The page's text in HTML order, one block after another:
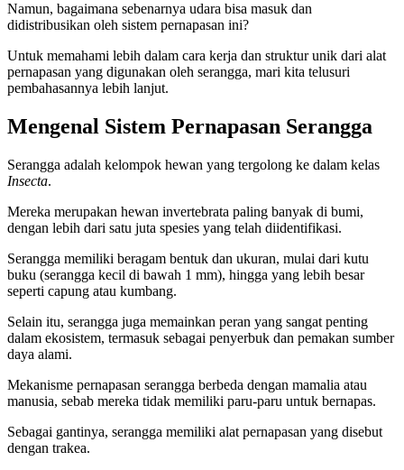
Namun, bagaimana sebenarnya udara bisa masuk dan
didistribusikan oleh sistem pernapasan ini?
Untuk memahami lebih dalam cara kerja dan struktur unik dari alat
pernapasan yang digunakan oleh serangga, mari kita telusuri
pembahasannya lebih lanjut.
Mengenal Sistem Pernapasan Serangga
Serangga adalah kelompok hewan yang tergolong ke dalam kelas
Insecta.
Mereka merupakan hewan invertebrata paling banyak di bumi,
dengan lebih dari satu juta spesies yang telah diidentifikasi.
Serangga memiliki beragam bentuk dan ukuran, mulai dari kutu
buku (serangga kecil di bawah 1 mm), hingga yang lebih besar
seperti capung atau kumbang.
Selain itu, serangga juga memainkan peran yang sangat penting
dalam ekosistem, termasuk sebagai penyerbuk dan pemakan sumber
daya alami.
Mekanisme pernapasan serangga berbeda dengan mamalia atau
manusia, sebab mereka tidak memiliki paru-paru untuk bernapas.
Sebagai gantinya, serangga memiliki alat pernapasan yang disebut
dengan trakea.